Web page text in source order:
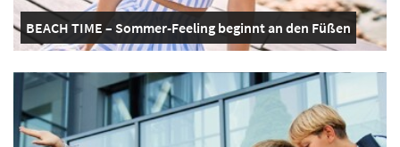
BEACH TIME – Sommer-Feeling beginnt an den Füßen